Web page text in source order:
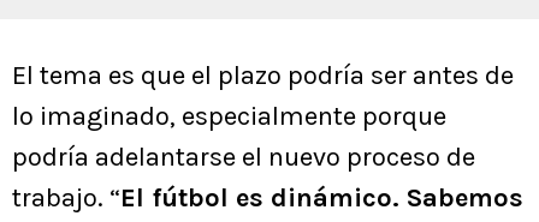
El tema es que el plazo podría ser antes de
lo imaginado, especialmente porque
podría adelantarse el nuevo proceso de
trabajo. “El fútbol es dinámico. Sabemos